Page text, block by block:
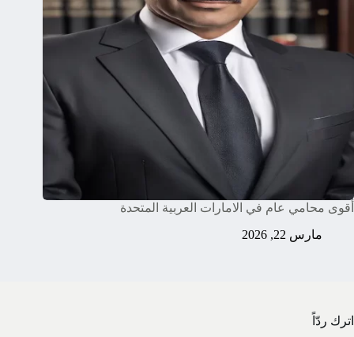
أقوى محامي عام في الامارات العربية المتحدة
مارس 22, 2026
اترك ردّاً